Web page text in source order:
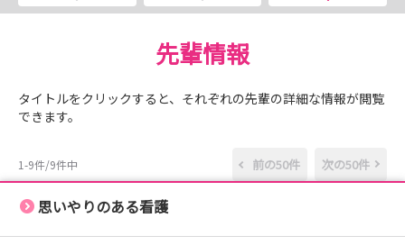
先輩情報
タイトルをクリックすると、それぞれの先輩の詳細な情報が閲覧
できます。
1-9件/9件中 前の50件 次の50件
思いやりのある看護